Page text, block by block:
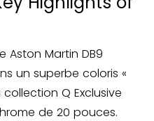
Aston Martin DB9
un superbe coloris «
Q Exclusive
de 20 pouces.